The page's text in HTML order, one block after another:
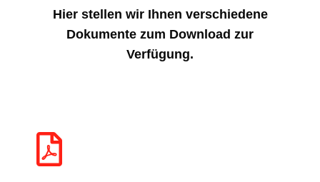
Hier stellen wir Ihnen verschiedene
Dokumente zum Download zur
Verfügung.